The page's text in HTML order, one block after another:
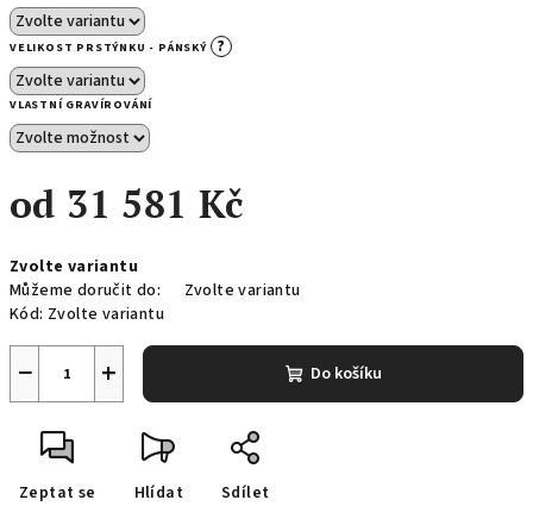
VELIKOST PRSTÝNKU - PÁNSKÝ ?
VLASTNÍ GRAVÍROVÁNÍ
od 31 581 Kč
cena:
Zvolte variantu
Můžeme doručit do:
Zvolte variantu
Kód: Zvolte variantu
+
− Do košíku
Zeptat se Hlídat Sdílet